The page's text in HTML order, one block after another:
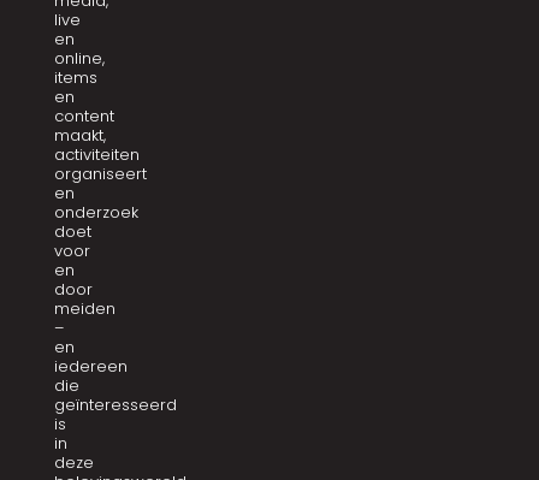
live
en
online,
items
en
content
maakt,
activiteiten
organiseert
en
onderzoek
doet
voor
en
door
meiden
–
en
iedereen
die
geïnteresseerd
is
in
deze